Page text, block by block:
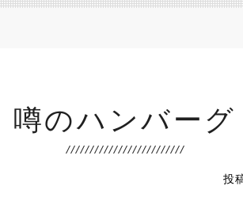
噂のハンバーグ
投